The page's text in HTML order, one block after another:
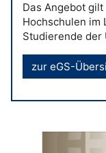
Das Angebot
Hochschulen im
Studierende der
zur eGS-
Kursübersicht